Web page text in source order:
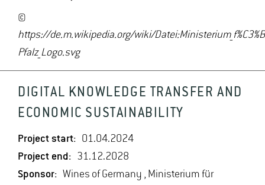
©
https://de.m.wikipedia.org/wiki/
Pfalz_Logo.svg
DIGITAL KNOWLEDGE TRANSFER AND
ECONOMIC SUSTAINABILITY
Project start: 01.04.2024
Project end: 31.12.2028
Sponsor: Wines of Germany , Ministerium für